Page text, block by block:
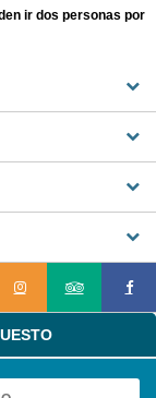
ir dos personas por